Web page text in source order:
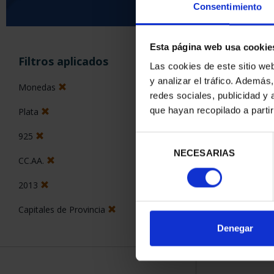
Consentimiento
Esta página web usa
Las cookies de este sitio
y analizar el tráfico.
redes sociales, publicidad y
que hayan recopilado a
consentimiento
NECESARIAS
Denegar
Filtros aplicados
Monedas
Plata
925
CC.AA.
2013
Capitales de Provincia
ORDENAR POR:
1 Productos